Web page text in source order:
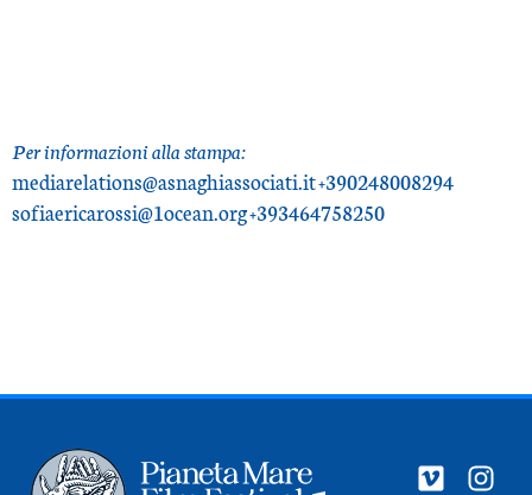
Per informazioni alla stampa:
mediarelations@asnaghiassociati.it +390248008294
sofiaericarossi@1ocean.org +393464758250